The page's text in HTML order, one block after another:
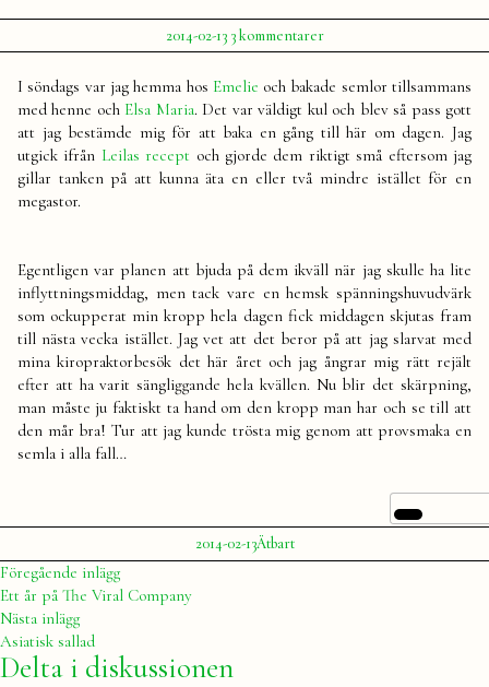
Publicerat
av
Julia
2014-02-13 3 kommentarertill
Semlor
I söndags var jag hemma hos Emelie och bakade semlor tillsammans
med henne och Elsa Maria. Det var väldigt kul och blev så pass gott
att jag bestämde mig för att baka en gång till här om dagen. Jag
utgick ifrån Leilas recept och gjorde dem riktigt små eftersom jag
gillar tanken på att kunna äta en eller två mindre istället för en
megastor.
Egentligen var planen att bjuda på dem ikväll när jag skulle ha lite
inflyttningsmiddag, men tack vare en hemsk spänningshuvudvärk
som ockupperat min kropp hela dagen fick middagen skjutas fram
till nästa vecka istället. Jag vet att det beror på att jag slarvat med
mina kiropraktorbesök det här året och jag ångrar mig rätt rejält
efter att ha varit sängliggande hela kvällen. Nu blir det skärpning,
man måste ju faktiskt ta hand om den kropp man har och se till att
den mår bra! Tur att jag kunde trösta mig genom att provsmaka en
semla i alla fall…
Publicerat
av
Julia
2014-02-13Publicerat
i
Ätbart
Inläggsnavigering
Föregående inläggFöregående
inlägg:
Ett år på The Viral Company
Nästa inläggNästa
inlägg:
Asiatisk sallad
Delta i diskussionen